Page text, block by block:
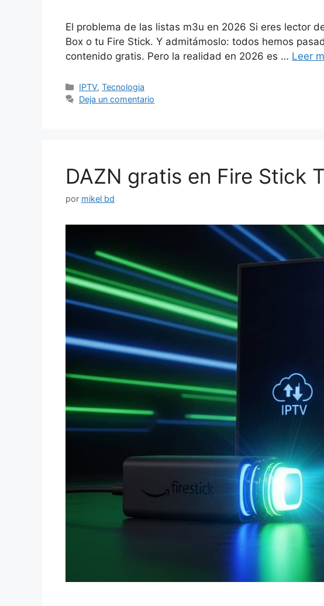
El problema de las listas m3u en 2026 Si eres lector
Box o tu Fire Stick. Y admitámoslo: todos hemos
contenido gratis. Pero la realidad en 2026 es … Leer
Categorías
IPTV,Tecnologia
Deja un comentario
DAZN gratis en Fire Stick
por mikel bd